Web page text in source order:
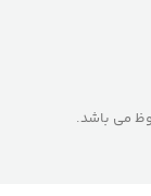
می باشد.